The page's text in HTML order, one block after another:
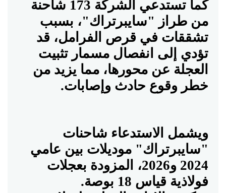
كما تستدعي الشركة 173 شاحنة
من طراز "سايبرتراك"، بسبب
تشققات في قرص الفرامل، قد
تؤدي إلى انفصال مسمار تثبيت
العجلة عن محورها، مما يزيد من
خطر وقوع حادث وإصابات.
ويشمل الاستدعاء شاحنات
"سايبرتراك" موديلات بين عامي
2024 و2026، المزودة بعجلات
فولاذية قياس 18 بوصة
.